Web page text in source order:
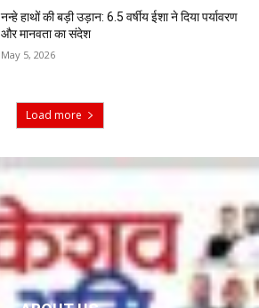
नन्हे हाथों की बड़ी उड़ान: 6.5 वर्षीय ईशा ने दिया पर्यावरण
और मानवता का संदेश
May 5, 2026
Load more